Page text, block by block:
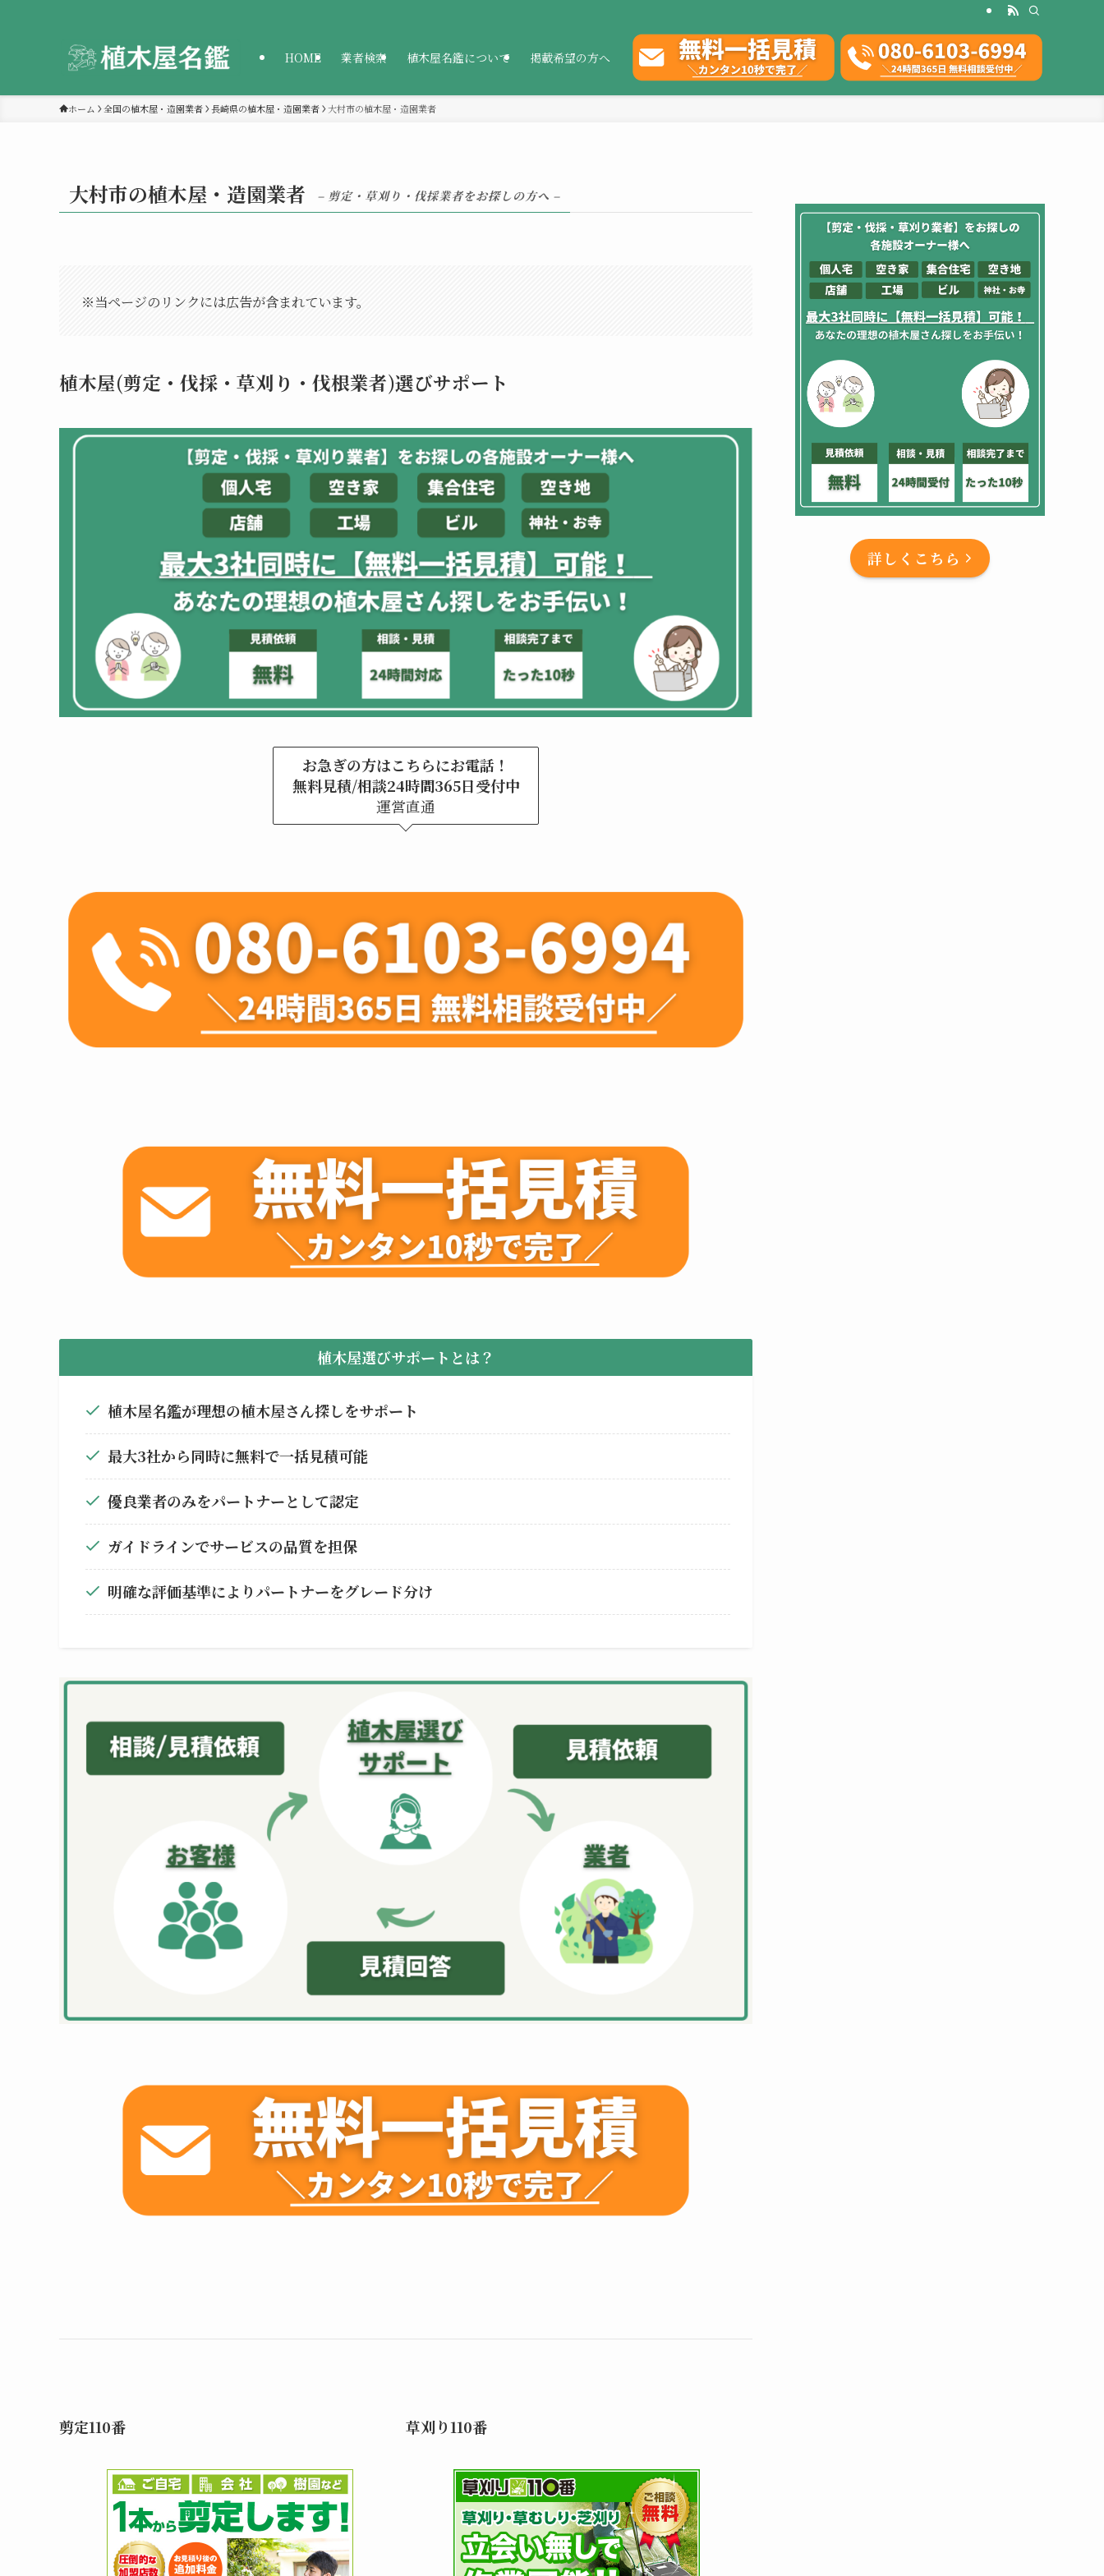
HOME 業者検索 植木屋名鑑について 掲載希望の方へ
ホーム 全国の植木屋・造園業者 長崎県の植木屋・造園業者 大村市の植木屋・造園業者
大村市の植木屋・造園業者 – 剪定・草刈り・伐採業者をお探しの方へ –
※当ページのリンクには広告が含まれています。
植木屋(剪定・伐採・草刈り・伐根業者)選びサポート
お急ぎの方はこちらにお電話！
無料見積/相談24時間365日受付中
運営直通
植木屋選びサポートとは？
植木屋名鑑が理想の植木屋さん探しをサポート
最大3社から同時に無料で一括見積可能
優良業者のみをパートナーとして認定
ガイドラインでサービスの品質を担保
明確な評価基準によりパートナーをグレード分け
剪定110番 草刈り110番
詳しくこちら